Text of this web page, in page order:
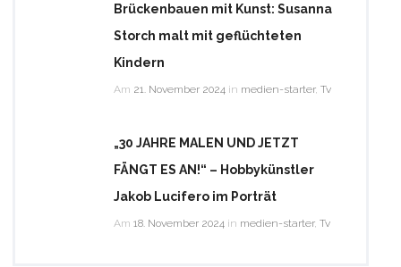
Brückenbauen mit Kunst: Susanna
Storch malt mit geflüchteten
Kindern
Am 21. November 2024 in medien-starter, Tv
„30 JAHRE MALEN UND JETZT
FÄNGT ES AN!“ – Hobbykünstler
Jakob Lucifero im Porträt
Am 18. November 2024 in medien-starter, Tv